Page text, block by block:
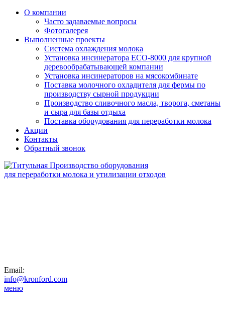
О компании
Часто задаваемые вопросы
Фотогалерея
Выполненные проекты
Система охлаждения молока
Установка инсинератора ECO-8000 для крупной
деревообрабатывающей компании
Установка инсинераторов на мясокомбинате
Поставка молочного охладителя для фермы по
производству сырной продукции
Производство сливочного масла, творога, сметаны
и сыра для базы отдыха
Поставка оборудования для переработки молока
Акции
Контакты
Обратный звонок
Производство оборудования
для переработки молока и утилизации отходов
Email:
info@kronford.com
меню